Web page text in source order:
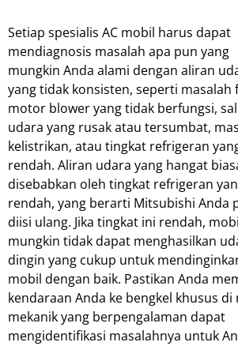
Setiap spesialis AC mobil harus dapat
mendiagnosis masalah apa pun yang
mungkin Anda alami dengan aliran
yang tidak konsisten, seperti masalah
motor blower yang tidak berfungsi,
udara yang rusak atau tersumbat,
kelistrikan, atau tingkat refrigeran
rendah. Aliran udara yang hangat
disebabkan oleh tingkat refrigeran
rendah, yang berarti Mitsubishi Anda
diisi ulang. Jika tingkat ini rendah,
mungkin tidak dapat menghasilkan
dingin yang cukup untuk
mobil dengan baik. Pastikan Anda
kendaraan Anda ke bengkel khusus di
mekanik yang berpengalaman dapat
mengidentifikasi masalahnya untuk